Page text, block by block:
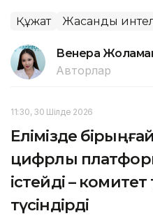
Құжат Жасанды
Венера
Авторлар
11:30, 30 Шілде 2026
Елімізде
цифрлы
істейді –
түсіндірді